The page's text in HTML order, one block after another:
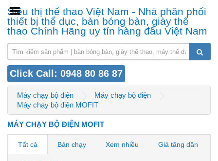
Siêu thị thể thao Việt Nam - Nhà phân phối
thiết bị thể dục, bàn bóng bàn, giày thể
thao Chính Hãng uy tín hàng đầu Việt Nam
Click Call: 0948 80 86 87
Máy chạy bộ điện
Máy chạy bộ điện
Máy chạy bộ điện MOFIT
MÁY CHẠY BỘ ĐIỆN MOFIT
Tất cả Bán chạy Xem nhiều Giá tăng dần